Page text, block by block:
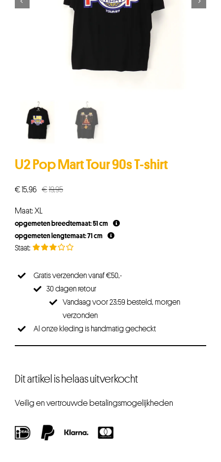
U2 Pop Mart Tour 90s T-shirt
€19,95Oorspronkelijke
€19,95.
€15,96
Huidige
€15,96.
Maat: XL
opgemeten breedtemaat: 51 cm
opgemeten lengtemaat: 71 cm
Gratis verzenden vanaf €50,-
30 dagen retour
Vandaag voor 23:59 besteld, morgen
verzonden
Al onze kleding is handmatig gecheckt
Dit artikel is helaas uitverkocht
Veilig en vertrouwde betalingsmogelijkheden